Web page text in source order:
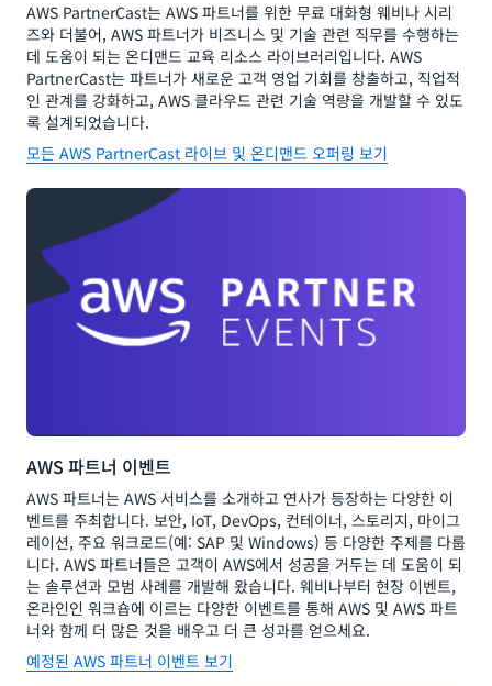
AWS PartnerCast는 AWS 파트너를 위한 무료 대화형 웨비나 시리
즈와 더불어, AWS 파트너가 비즈니스 및 기술 관련 직무를 수행하는
데 도움이 되는 온디맨드 교육 리소스 라이브러리입니다. AWS
PartnerCast는 파트너가 새로운 고객 영업 기회를 창출하고, 직업적
인 관계를 강화하고, AWS 클라우드 관련 기술 역량을 개발할 수 있도
록 설계되었습니다.
모든 AWS PartnerCast 라이브 및 온디맨드 오퍼링 보기
AWS 파트너 이벤트
AWS 파트너는 AWS 서비스를 소개하고 연사가 등장하는 다양한 이
벤트를 주최합니다. 보안, IoT, DevOps, 컨테이너, 스토리지, 마이그
레이션, 주요 워크로드(예: SAP 및 Windows) 등 다양한 주제를 다룹
니다. AWS 파트너들은 고객이 AWS에서 성공을 거두는 데 도움이 되
는 솔루션과 모범 사례를 개발해 왔습니다. 웨비나부터 현장 이벤트,
온라인인 워크숍에 이르는 다양한 이벤트를 통해 AWS 및 AWS 파트
너와 함께 더 많은 것을 배우고 더 큰 성과를 얻으세요.
예정된 AWS 파트너 이벤트 보기